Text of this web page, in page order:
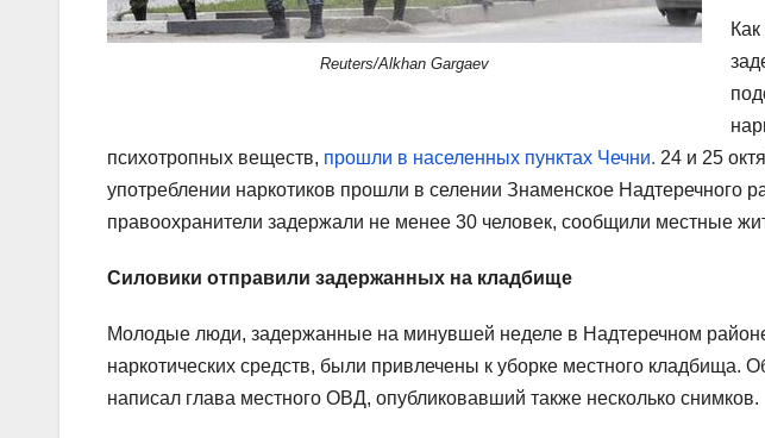
Reuters/Alkhan Gargaev
психотропных веществ, прошли в населенных пунктах Чечни. 24 и 25
употреблении наркотиков прошли в селении Знаменское Надтеречного
правоохранители задержали не менее 30 человек, сообщили местные
Силовики отправили задержанных на кладбище
Молодые люди, задержанные на минувшей неделе в Надтеречном
наркотических средств, были привлечены к уборке местного кладбища.
написал глава местного ОВД, опубликовавший также несколько снимков.